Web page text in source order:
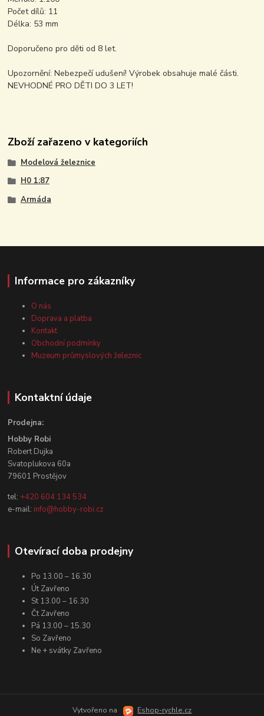
Počet dílů: 11
Délka: 53 mm
Doporučeno pro děti od 8 let.
Upozornění: Nebezpečí udušení! Výrobek obsahuje malé části.
NEVHODNÉ PRO DĚTI DO 3 LET!
Zboží zařazeno v kategoriích
Modelová železnice
H0 1:87
Armáda
Informace pro zákazníky
O nás
Doprava a platba
Kontakt
Obchodní podmínky
Muzeum průmyslových železnic
Kontaktní údaje
Prodejna:
Hobby Robi
Robert Dujka
Svatoplukova 60a
79601 Prostějov
tel: +420 604 134 534
e-mail: info@hobby-robi.cz
Otevírací doba prodejny
Po 13.00 – 16.30
Út Zavřeno
St 13.00 – 16.30
Čt Zavřeno
Pá 13.00 – 15.30
So Zavřeno
Ne + svátky Zavřeno
Vytvořeno na Eshop-rychle.cz